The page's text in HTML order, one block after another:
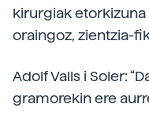
kirurgiak
oraingoz, zientzia-
Adolf Valls i Soler:
gramorekin ere